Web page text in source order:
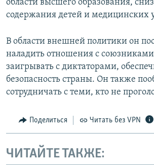
области высшего образования,
содержания детей и медицинских
В области внешней политики он
наладить отношения с
заигрывать с диктаторами,
безопасность страны. Он также
сотрудничать с теми, кто не
Поделиться Читать без VPN
ЧИТАЙТЕ ТАКЖЕ: